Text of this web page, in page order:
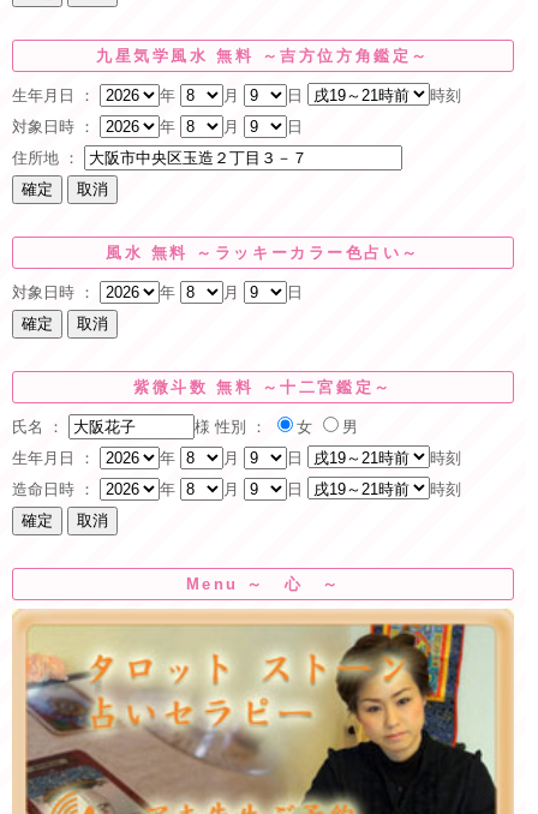
九星気学風水 無料 ～吉方位方角鑑定～
生年月日 ： 年 月 日
時刻
対象日時 ：
年 月
日
住所地 ：
風水 無料 ～ラッキーカラー色占い～
対象日時 ： 年 月 日
紫微斗数 無料 ～十二宮鑑定～
氏名 ： 様 性別 ： 女
男
生年月日 ：
年 月 日
時刻
造命日時 ：
年 月 日 時刻
Menu ～ 心 ～